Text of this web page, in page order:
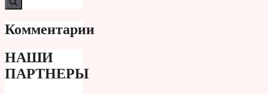
Комментарии
НАШИ
ПАРТНЕРЫ